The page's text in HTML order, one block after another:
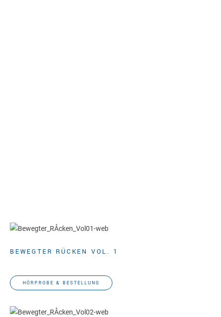
BEWEGTER RÜCKEN VOL. 1
HÖRPROBE & BESTELLUNG